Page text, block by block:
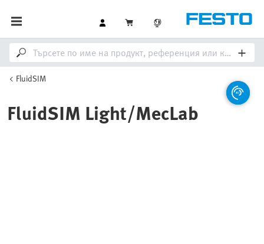
FluidSIM
FluidSIM Light/MecLab